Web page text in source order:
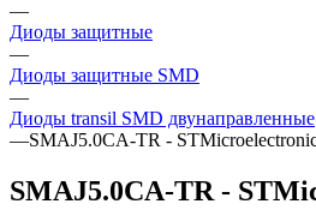
—
Диоды защитные
—
Диоды защитные SMD
—
Диоды transil SMD двунаправленные
—SMAJ5.0CA-TR -
SMAJ5.0CA-TR -